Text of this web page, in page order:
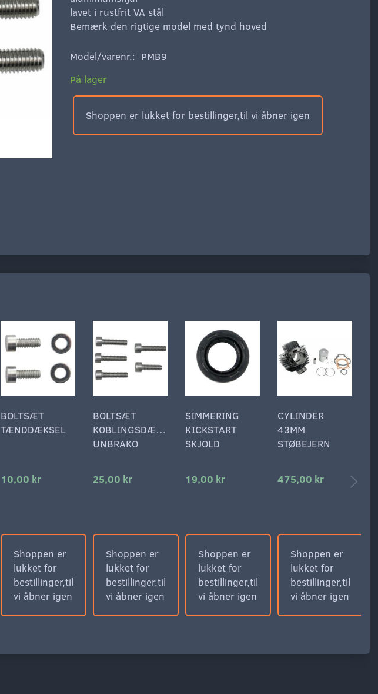
lavet i rustfrit VA stål
Bemærk den rigtige model med tynd hoved
Model/varenr.: PMB9
På lager
Shoppen er lukket for bestillinger,til vi åbner igen
BOLTSÆT
TÆNDDÆKSEL
10,00 kr
Shoppen er
lukket for
bestillinger,til
vi åbner igen
BOLTSÆT
KOBLINGSDÆKSEL
UNBRAKO
25,00 kr
Shoppen er
lukket for
bestillinger,til
vi åbner igen
SIMMERING
KICKSTART
SKJOLD
19,00 kr
Shoppen er
lukket for
bestillinger,til
vi åbner igen
CYLINDER
43MM
STØBEJERN
475,00 kr
Shoppen er
lukket for
bestillinger,til
vi åbner igen